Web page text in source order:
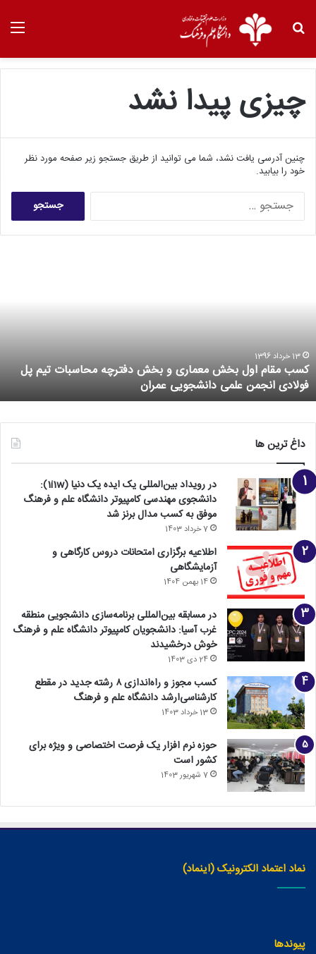
چیزی پیدا نشد
چنین آدرسی یافت نشد، شما می توانید از طریق جستجو زیر صفحه مورد نظر
خود را بیابید.
13 خرداد 1396
کسب مقام اول بخش معماری و بخش دفترچه محاسبات تیم پل
فولادی انجمن علمی دانشجویی عمران
داغ ترین ها
در رویداد بین‌المللی یک ایده یک دنیا (1i1w):
دانشجوی مهندسی کامپیوتر دانشگاه علم و فرهنگ
موفق به کسب مدال برنز شد
7 خرداد 1403
اطلاعیه برگزاری امتحانات دروس کارگاهی و
آزمایشگاهی
14 بهمن 1404
در مسابقه بین‌المللی برنامه‌سازی دانشجویی منطقه
غرب آسیا: دانشجویان کامپیوتر دانشگاه علم و فرهنگ
خوش درخشیدند
24 دی 1403
کسب مجوز و راه‌اندازی ۸ رشته جدید در مقطع
کارشناسی‌ارشد دانشگاه علم و فرهنگ
13 خرداد 1403
حوزه نرم افزار یک فرصت اختصاصی و ویژه برای
کشور است
7 شهریور 1403
نماد اعتماد الکترونیک (اینماد)
پیوندها